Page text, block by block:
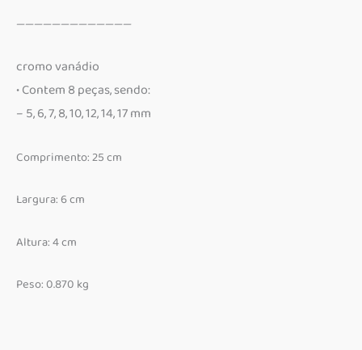
—————————————
cromo vanádio
• Contem 8 peças, sendo:
– 5, 6, 7, 8, 10, 12, 14, 17 mm
Comprimento: 25 cm
Largura: 6 cm
Altura: 4 cm
Peso: 0.870 kg